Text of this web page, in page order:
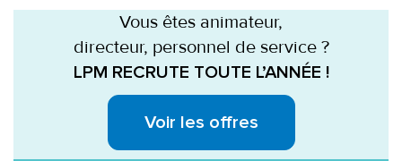
Vous êtes animateur,
directeur, personnel de service ?
LPM RECRUTE TOUTE L’ANNÉE !
Voir les offres